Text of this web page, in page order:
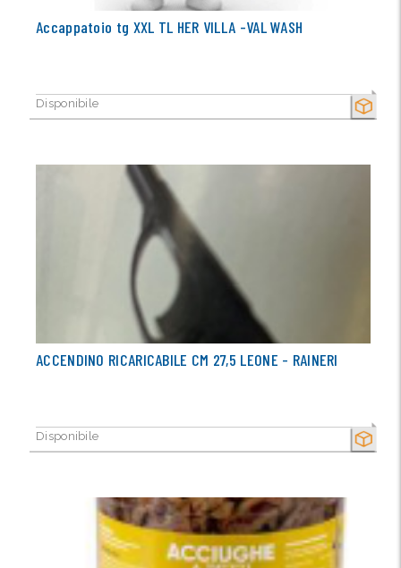
SECCO
Accappatoio tg XXL TL HER VILLA -VAL WASH
Disponibile
SECCO
ACCENDINO RICARICABILE CM 27,5 LEONE - RAINERI
Disponibile